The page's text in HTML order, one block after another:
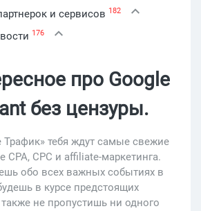
и сервисов 182
176
про Google
без цензуры.
Трафик» тебя ждут самые свежие
CPA, CPC и affiliate-маркетинга.
обо всех важных событиях в
в курсе предстоящих
не пропустишь ни одного